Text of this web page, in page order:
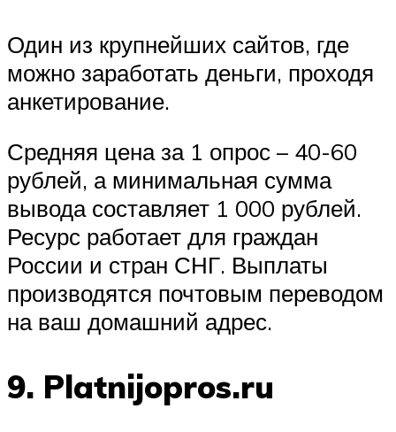
Один из крупнейших сайтов, где
можно заработать деньги, проходя
анкетирование.
Средняя цена за 1 опрос – 40-60
рублей, а минимальная сумма
вывода составляет 1 000 рублей.
Ресурс работает для граждан
России и стран СНГ. Выплаты
производятся почтовым переводом
на ваш домашний адрес.
9. Platnijopros.ru